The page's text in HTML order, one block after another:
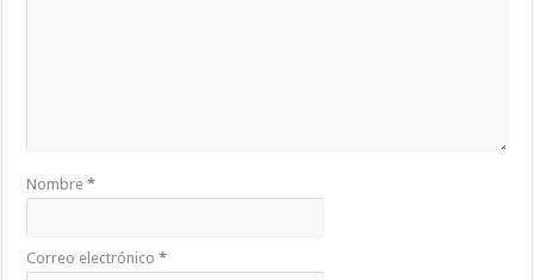
Nombre*
Correo electrónico*